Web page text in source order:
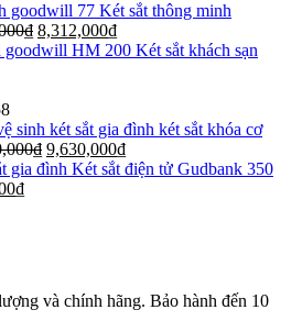
Két sắt thông minh
₫ 8,312,000₫
Két sắt khách sạn
két sắt khóa cơ
₫ 9,630,000₫
Két sắt điện tử Gudbank 350
₫
và chính hãng. Bảo hành đến 10